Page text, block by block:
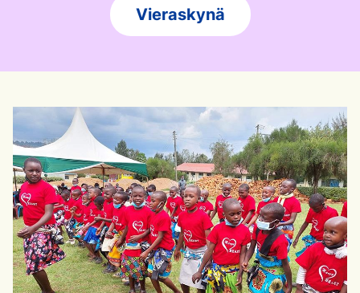
Vieraskynä